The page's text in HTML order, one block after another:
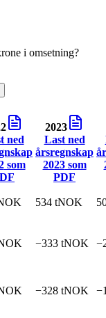
i omsetning?
ned
som
2023
Last ned
årsregnskap
2023som
PDF
534 tNOK
−333 tNOK
−328 tNOK